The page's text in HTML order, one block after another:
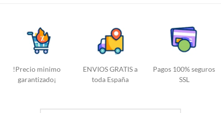
!Precio minimo
garantizado¡
ENVIOS GRATIS a
toda España
Pagos 100% seguros
SSL